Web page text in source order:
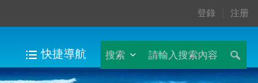
登錄 注册
搜索
快捷導航